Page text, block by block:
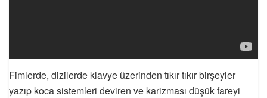
Fimlerde, dizilerde klavye üzerinden tıkır tıkır birşeyler
yazıp koca sistemleri deviren ve karizması düşük fareyi